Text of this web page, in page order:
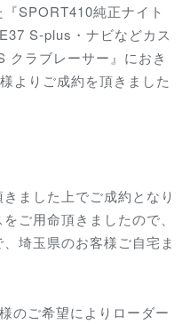
SPORT410純正ナイト
S-plus・ナビなどカス
クラブレーサー 』におき
よりご成約を頂きました
ました上でご成約となり
ご用命頂きましたので、
埼玉県のお客様ご自宅ま
のご希望によりローダー